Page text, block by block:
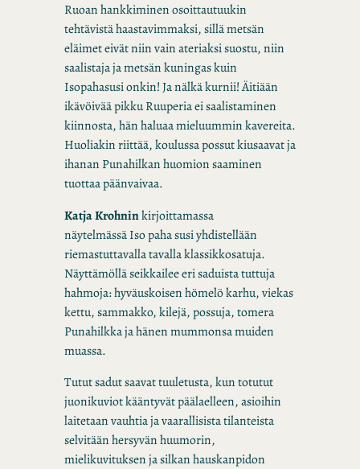
Ruoan hankkiminen osoittautuukin
tehtävistä haastavimmaksi, sillä metsän
eläimet eivät niin vain ateriaksi suostu, niin
saalistaja ja metsän kuningas kuin
Isopahasusi onkin! Ja nälkä kurnii! Äitiään
ikävöivää pikku Ruuperia ei saalistaminen
kiinnosta, hän haluaa mieluummin kavereita.
Huoliakin riittää, koulussa possut kiusaavat ja
ihanan Punahilkan huomion saaminen
tuottaa päänvaivaa.
Katja Krohninkirjoittamassa
näytelmässä Iso paha susi yhdistellään
riemastuttavalla tavalla klassikkosatuja.
Näyttämöllä seikkailee eri saduista tuttuja
hahmoja: hyväuskoisen hömelö karhu, viekas
kettu, sammakko, kilejä, possuja, tomera
Punahilkka ja hänen mummonsa muiden
muassa.
Tutut sadut saavat tuuletusta, kun totutut
juonikuviot kääntyvät päälaelleen, asioihin
laitetaan vauhtia ja vaarallisista tilanteista
selvitään hersyvän huumorin,
mielikuvituksen ja silkan hauskanpidon